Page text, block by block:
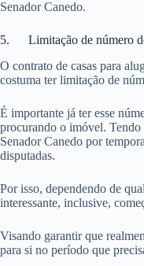
Senador Canedo.
5. Limitação de número
O contrato de casas para
costuma ter limitação de
É importante já ter esse
procurando o imóvel. Tendo
Senador Canedo por
disputadas.
Por isso, dependendo de
interessante, inclusive,
Visando garantir que
para si no período que